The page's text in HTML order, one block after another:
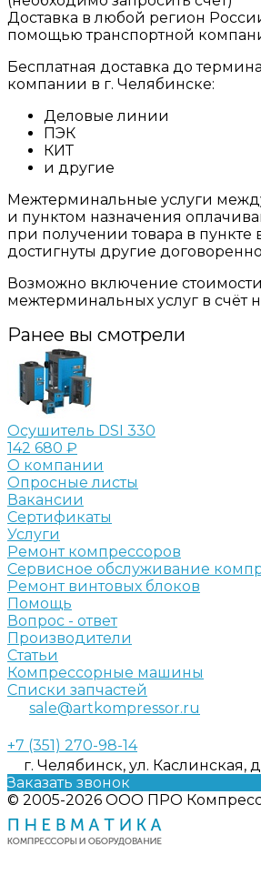
Доставка в любой регион
помощью транспортной
Бесплатная доставка до
компании в г. Челябинске:
Деловые линии
ПЭК
КИТ
и другие
Межтерминальные услуги
и пунктом назначения
при получении товара в пункте
достигнуты другие
Возможно включение стоимости
межтерминальных услуг в счёт
Ранее вы смотрели
Осушитель DSI 330
142 680 ₽
О компании
Опросные листы
Вакансии
Сертификаты
Услуги
Ремонт компрессоров
Сервисное обслуживание
Ремонт винтовых блоков
Помощь
Вопрос - ответ
Производители
Статьи
Компрессорные машины
Списки запчастей
sale@artkompressor.ru
+7 (351) 270-98-14
г. Челябинск, ул. Каслинская,
Заказать звонок
© 2005-2026 ООО ПРО